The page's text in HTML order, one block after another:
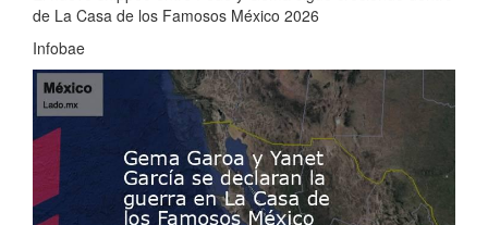
de La Casa de los Famosos México 2026
Infobae